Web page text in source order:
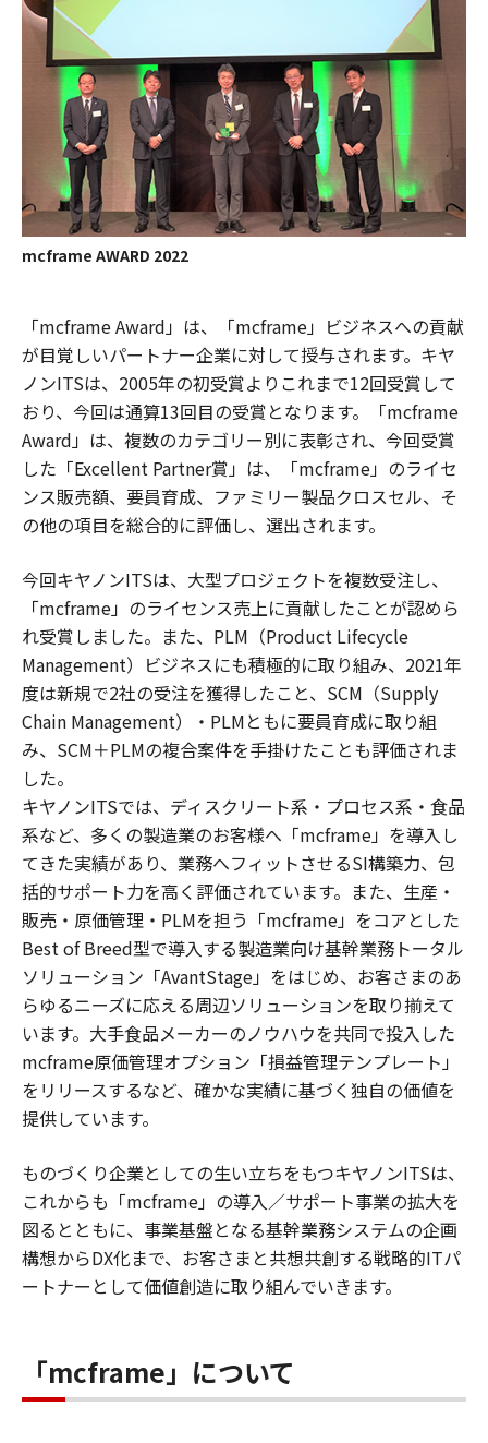
mcframe AWARD 2022
「mcframe Award」は、「mcframe」ビジネスへの貢献
が目覚しいパートナー企業に対して授与されます。キヤ
ノンITSは、2005年の初受賞よりこれまで12回受賞して
おり、今回は通算13回目の受賞となります。「mcframe
Award」は、複数のカテゴリー別に表彰され、今回受賞
した「Excellent Partner賞」は、「mcframe」のライセ
ンス販売額、要員育成、ファミリー製品クロスセル、そ
の他の項目を総合的に評価し、選出されます。
今回キヤノンITSは、大型プロジェクトを複数受注し、
「mcframe」のライセンス売上に貢献したことが認めら
れ受賞しました。また、PLM（Product Lifecycle
Management）ビジネスにも積極的に取り組み、2021年
度は新規で2社の受注を獲得したこと、SCM（Supply
Chain Management）・PLMともに要員育成に取り組
み、SCM＋PLMの複合案件を手掛けたことも評価されま
した。
キヤノンITSでは、ディスクリート系・プロセス系・食品
系など、多くの製造業のお客様へ「mcframe」を導入し
てきた実績があり、業務へフィットさせるSI構築力、包
括的サポート力を高く評価されています。また、生産・
販売・原価管理・PLMを担う「mcframe」をコアとした
Best of Breed型で導入する製造業向け基幹業務トータル
ソリューション「AvantStage」をはじめ、お客さまのあ
らゆるニーズに応える周辺ソリューションを取り揃えて
います。大手食品メーカーのノウハウを共同で投入した
mcframe原価管理オプション「損益管理テンプレート」
をリリースするなど、確かな実績に基づく独自の価値を
提供しています。
ものづくり企業としての生い立ちをもつキヤノンITSは、
これからも「mcframe」の導入／サポート事業の拡大を
図るとともに、事業基盤となる基幹業務システムの企画
構想からDX化まで、お客さまと共想共創する戦略的ITパ
ートナーとして価値創造に取り組んでいきます。
「mcframe」について